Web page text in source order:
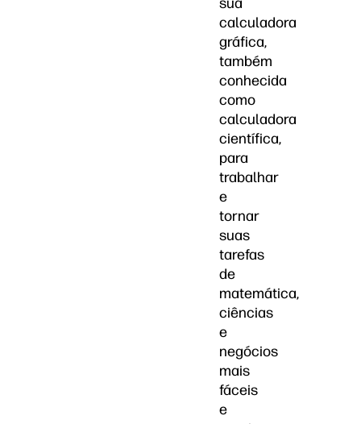
calculadora
gráfica,
também
conhecida
como
calculadora
científica,
para
trabalhar
e
tornar
suas
tarefas
de
matemática,
ciências
e
negócios
mais
fáceis
e